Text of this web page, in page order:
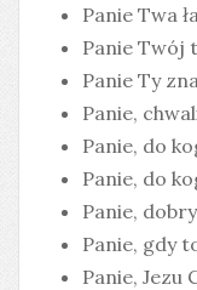
Panie Twa
Panie Twój
Panie Ty
Panie,
Panie, do
Panie, do
Panie,
Panie, gdy
Panie, Jezu